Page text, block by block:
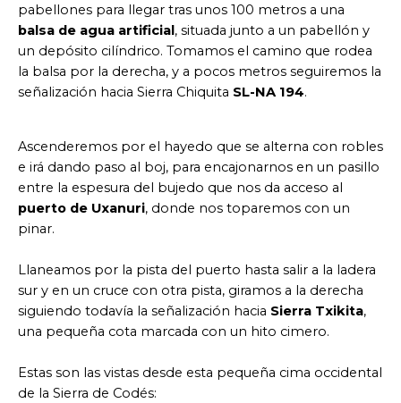
pabellones para llegar tras unos 100 metros a una
balsa de agua artificial, situada junto a un pabellón y
un depósito cilíndrico. Tomamos el camino que rodea
la balsa por la derecha, y a pocos metros seguiremos la
señalización hacia Sierra Chiquita SL-NA 194.
Ascenderemos por el hayedo que se alterna con robles
e irá dando paso al boj, para encajonarnos en un pasillo
entre la espesura del bujedo que nos da acceso al
puerto de Uxanuri, donde nos toparemos con un
pinar.
Llaneamos por la pista del puerto hasta salir a la ladera
sur y en un cruce con otra pista, giramos a la derecha
siguiendo todavía la señalización hacia Sierra Txikita,
una pequeña cota marcada con un hito cimero.
Estas son las vistas desde esta pequeña cima occidental
de la Sierra de Codés: